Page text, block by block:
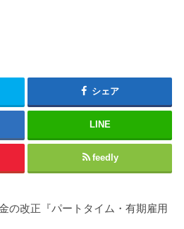
シェア
LINE
feedly
の改正『パートタイム・有期雇用